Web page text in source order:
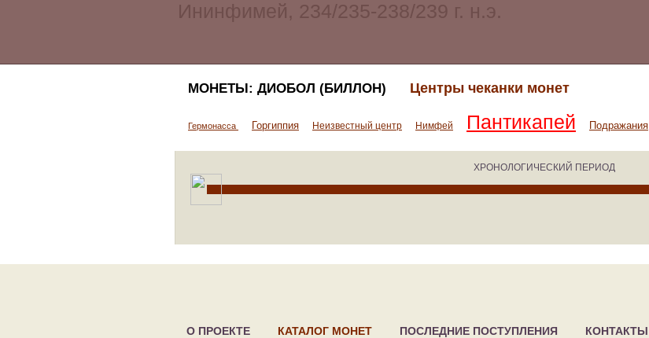
МОНЕТЫ: ДИОБОЛ (БИЛЛОН) Центры чеканки монет
Гермонасса Горгиппия Неизвестный центр Нимфей Пантикапей Подражания
ХРОНОЛОГИЧЕСКИЙ ПЕРИОД
О ПРОЕКТЕ КАТАЛОГ МОНЕТ ПОСЛЕДНИЕ ПОСТУПЛЕНИЯ КОНТАКТЫ